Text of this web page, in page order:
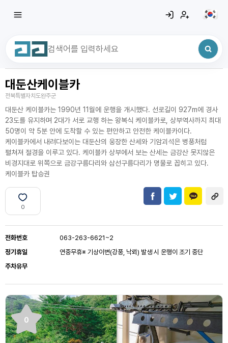
최근 검색어
대둔산케이블카
전북특별자치도완주군
대둔산 케이블카는 1990년 11월에 운행을 개시했다. 선로길이 927m에 경사
23도를 유지하며 2대가 서로 교행 하는 왕복식 케이블카로, 상부역사까지 최대
50명이 약 5분 안에 도착할 수 있는 편안하고 안전한 케이블카이다.
케이블카에서 내려다보이는 대둔산의 웅장한 산세와 기암괴석은 병풍처럼
펼쳐져 절경을 이루고 있다. 케이블카 상부에서 보는 산세는 금강산 못지않은
비경지대로 위쪽으로 금강구름다리와 삼선구름다리가 명물로 꼽히고 있다.
케이블카 탑승권
0
전화번호
063-263-6621~2
정기휴일
연중무휴※ 기상이변(강풍, 낙뢰) 발생 시 운행이 조기 중단
주차유무
0